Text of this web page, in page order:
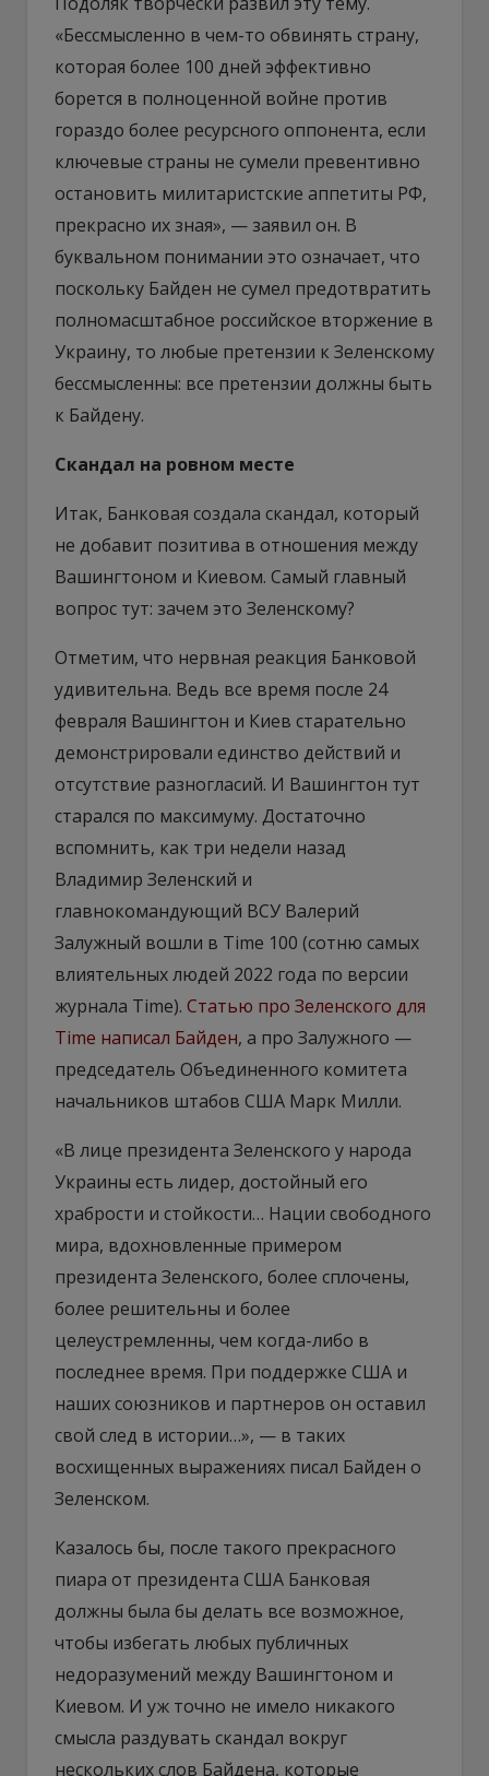
«Бессмысленно в чем-то обвинять страну,
которая более 100 дней эффективно
борется в полноценной войне против
гораздо более ресурсного оппонента, если
ключевые страны не сумели превентивно
остановить милитаристские аппетиты РФ,
прекрасно их зная», — заявил он. В
буквальном понимании это означает, что
поскольку Байден не сумел предотвратить
полномасштабное российское вторжение в
Украину, то любые претензии к Зеленскому
бессмысленны: все претензии должны быть
к Байдену.
Скандал на ровном месте
Итак, Банковая создала скандал, который
не добавит позитива в отношения между
Вашингтоном и Киевом. Самый главный
вопрос тут: зачем это Зеленскому?
Отметим, что нервная реакция Банковой
удивительна. Ведь все время после 24
февраля Вашингтон и Киев старательно
демонстрировали единство действий и
отсутствие разногласий. И Вашингтон тут
старался по максимуму. Достаточно
вспомнить, как три недели назад
Владимир Зеленский и
главнокомандующий ВСУ Валерий
Залужный вошли в Time 100 (сотню самых
влиятельных людей 2022 года по версии
журнала Time). Статью про Зеленского для
Time написал Байден, а про Залужного —
председатель Объединенного комитета
начальников штабов США Марк Милли.
«В лице президента Зеленского у народа
Украины есть лидер, достойный его
храбрости и стойкости… Нации свободного
мира, вдохновленные примером
президента Зеленского, более сплочены,
более решительны и более
целеустремленны, чем когда-либо в
последнее время. При поддержке США и
наших союзников и партнеров он оставил
свой след в истории…», — в таких
восхищенных выражениях писал Байден о
Зеленском.
Казалось бы, после такого прекрасного
пиара от президента США Банковая
должны была бы делать все возможное,
чтобы избегать любых публичных
недоразумений между Вашингтоном и
Киевом. И уж точно не имело никакого
смысла раздувать скандал вокруг
нескольких слов Байдена, которые